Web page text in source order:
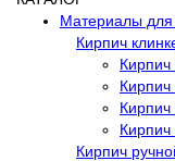
Материалы
Кирпич
Кирпич
Кирпич
Кирпич